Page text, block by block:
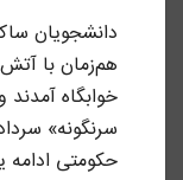
دانشجویان
هم‌زمان با
خوابگاه
سرنگونه»
حکومتی ادامه